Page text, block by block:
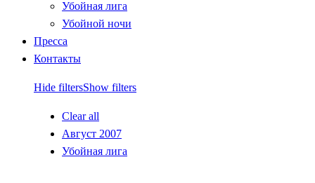
Убойная лига
Убойной ночи
Пресса
Контакты
Hide filtersShow filters
Clear all
Август 2007
Убойная лига